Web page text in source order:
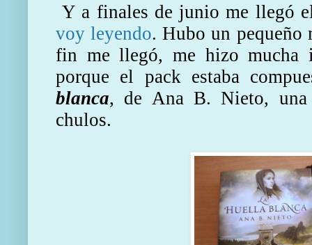
Y a finales de junio me llegó
voy leyendo. Hubo un pequeño
fin me llegó, me hizo mucha
porque el pack estaba
blanca, de Ana B. Nieto,
chulos.